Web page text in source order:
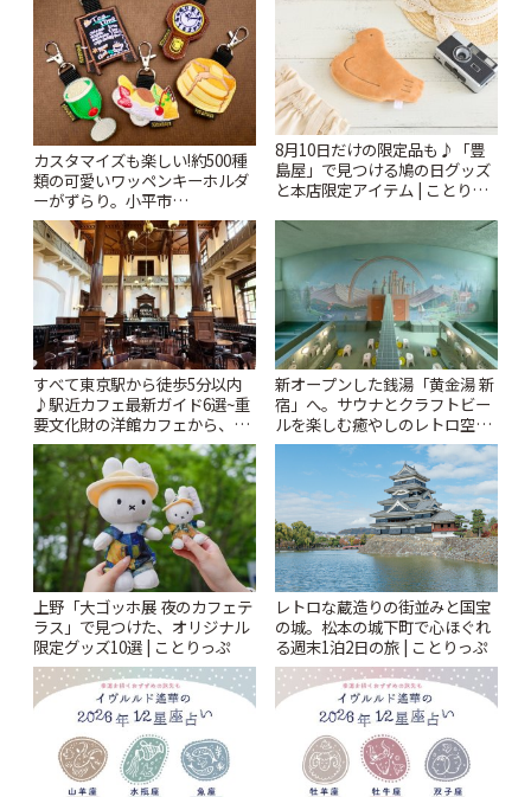
カスタマイズも楽しい!約500種
類の可愛いワッペンキーホルダ
ーがずらり。小平市
「Kimamaya T&K」 | ことりっ
ぷ
8月10日だけの限定品も♪「豊
島屋」で見つける鳩の日グッズ
と本店限定アイテム | ことりっ
すべて東京駅から徒歩5分以内
♪駅近カフェ最新ガイド6選~重
要文化財の洋館カフェから、改
札すぐのレトロ喫茶まで~ | こと
りっぷ
新オープンした銭湯「黄金湯 新
宿」へ。サウナとクラフトビー
ルを楽しむ癒やしのレトロ空間
| ことりっぷ
上野「大ゴッホ展 夜のカフェテ
ラス」で見つけた、オリジナル
限定グッズ10選 | ことりっぷ
レトロな蔵造りの街並みと国宝
の城。松本の城下町で心ほぐれ
る週末1泊2日の旅 | ことりっぷ